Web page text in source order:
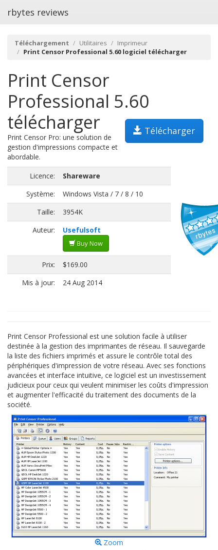
rbytes reviews
Téléchargement Utilitaires
Imprimeur
Print Censor Professional 5.60 logiciel télécharger
Print Censor
Professional 5.60
télécharger
Télécharger
Print Censor Pro: une solution de
gestion d'impressions compacte et
abordable.
Licence:
Shareware
Système:
Windows Vista / 7 / 8 / 10
Taille:
3954K
Auteur:
Usefulsoft
Buy Now
Prix:
$169.00
Mis à jour:
24 Aug 2014
Print Censor Professional est une solution facile à utiliser
destinée à la gestion des imprimantes de réseau. Il sauvegarde
la liste des fichiers imprimés et assure le contrôle total des
périphériques d'impression de votre réseau. Avec ses fonctions
avancées et interface intuitive, ce logiciel est un investissement
judicieux pour ceux qui veulent minimiser les coûts d'impression
et augmenter l'efficacité du traitement des documents de la
société.
Zoom